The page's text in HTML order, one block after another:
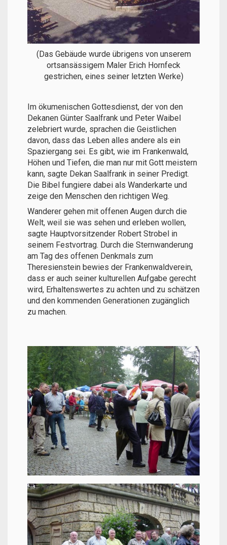
(Das Gebäude wurde übrigens von unserem
ortsansässigem Maler Erich Hornfeck
gestrichen, eines seiner letzten Werke)
Im ökumenischen Gottesdienst, der von den
Dekanen Günter Saalfrank und Peter Waibel
zelebriert wurde, sprachen die Geistlichen
davon, dass das Leben alles andere als ein
Spaziergang sei. Es gibt, wie im Frankenwald,
Höhen und Tiefen, die man nur mit Gott meistern
kann, sagte Dekan Saalfrank in seiner Predigt.
Die Bibel fungiere dabei als Wanderkarte und
zeige den Menschen den richtigen Weg.
Wanderer gehen mit offenen Augen durch die
Welt, weil sie was sehen und erleben wollen,
sagte Hauptvorsitzender Robert Strobel in
seinem Festvortrag. Durch die Sternwanderung
am Tag des offenen Denkmals zum
Theresienstein bewies der Frankenwaldverein,
dass er auch seiner kulturellen Aufgabe gerecht
wird, Erhaltenswertes zu achten und zu schätzen
und den kommenden Generationen zugänglich
zu machen.